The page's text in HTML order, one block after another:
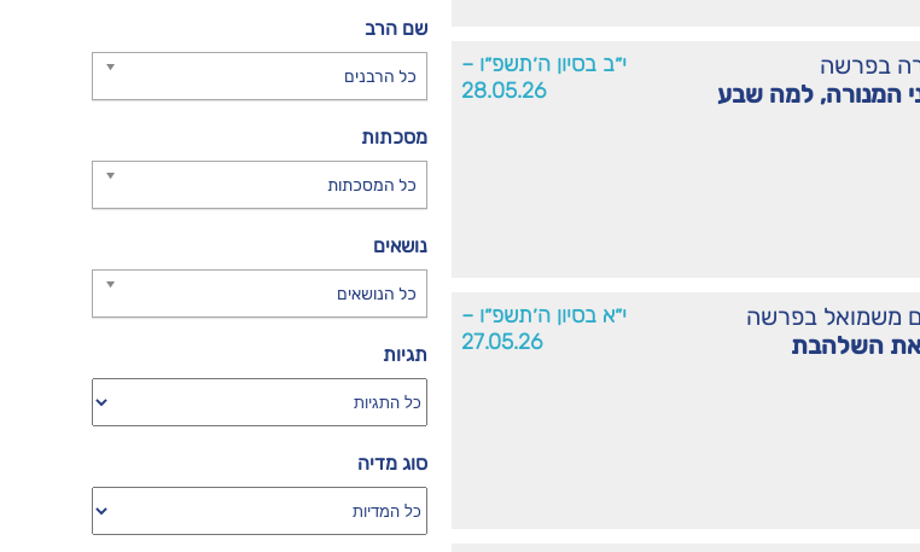
בפרשה
המנורה, למה שבע
י״ב בסיון ה׳תשפ״ו –
28.05.26
משמואל בפרשה
את השלהבת
י״א בסיון ה׳תשפ״ו –
27.05.26
שם הרב
כל הרבנים
מסכתות
כל המסכתות
נושאים
כל הנושאים
תגיות
סוג מדיה